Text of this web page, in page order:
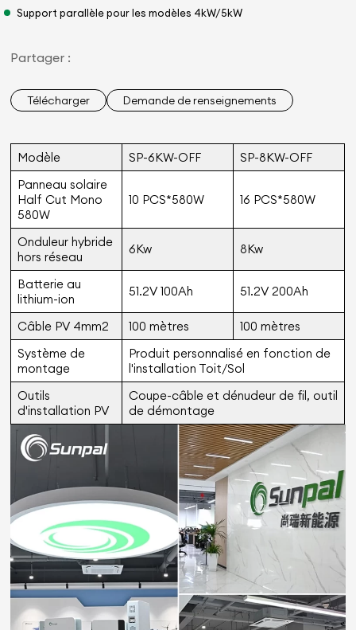
Support parallèle pour les modèles 4kW/5kW
Partager :
Télécharger Demande de renseignements
Modèle SP-6KW-OFF
SP-8KW-OFF
Panneau solaire
Half Cut Mono
580W
10 PCS*580W 16 PCS*580W
Onduleur hybride
hors réseau
6Kw 8Kw
Batterie au
lithium-ion
51.2V 100Ah 51.2V 200Ah
Câble PV 4mm2 100 mètres
100 mètres
Système de
montage
Produit personnalisé en fonction de
l'installation Toit/Sol
Outils
d'installation PV
Coupe-câble et dénudeur de fil, outil
de démontage